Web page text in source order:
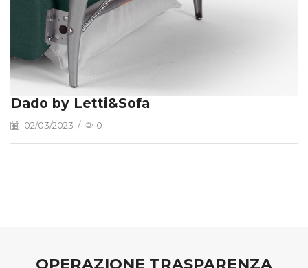
Dado by Letti&Sofa
02/03/2023 / 0
OPERAZIONE TRASPARENZA